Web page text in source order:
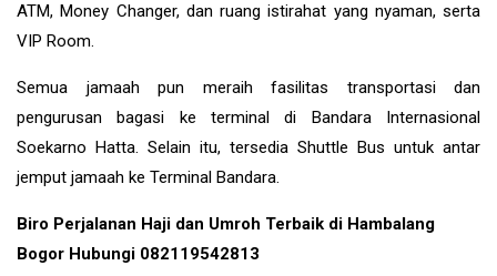
ATM, Money Changer, dan ruang istirahat yang nyaman, serta
VIP Room.
Semua jamaah pun meraih fasilitas transportasi dan
pengurusan bagasi ke terminal di Bandara Internasional
Soekarno Hatta. Selain itu, tersedia Shuttle Bus untuk antar
jemput jamaah ke Terminal Bandara.
Biro Perjalanan Haji dan Umroh Terbaik di Hambalang
Bogor Hubungi 082119542813